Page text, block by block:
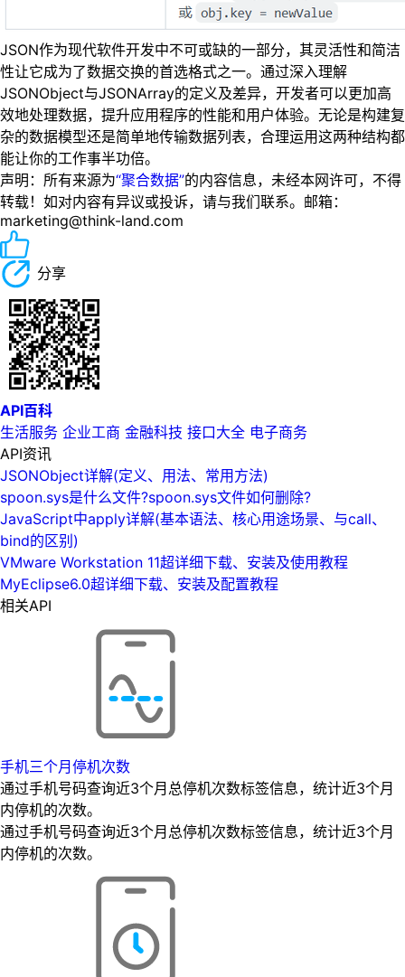
JSON作为现代软件开发中不可或缺的一部分，其灵活性和简洁
性让它成为了数据交换的首选格式之一。通过深入理解
JSONObject与JSONArray的定义及差异，开发者可以更加高
效地处理数据，提升应用程序的性能和用户体验。无论是构建复
杂的数据模型还是简单地传输数据列表，合理运用这两种结构都
能让你的工作事半功倍。
声明：所有来源为“聚合数据”的内容信息，未经本网许可，不得
转载！如对内容有异议或投诉，请与我们联系。邮箱：
marketing@think-land.com
分享
API百科
生活服务 企业工商 金融科技 接口大全 电子商务
API资讯
JSONObject详解(定义、用法、常用方法)
spoon.sys是什么文件?spoon.sys文件如何删除?
JavaScript中apply详解(基本语法、核心用途场景、与call、
bind的区别)
VMware Workstation 11超详细下载、安装及使用教程
MyEclipse6.0超详细下载、安装及配置教程
相关API
手机三个月停机次数
通过手机号码查询近3个月总停机次数标签信息，统计近3个月
内停机的次数。
通过手机号码查询近3个月总停机次数标签信息，统计近3个月
内停机的次数。